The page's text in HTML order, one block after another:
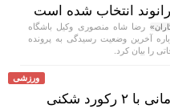
انتخاب شده است
رضا شاه منصوری وکیل باشگاه
آخرین وضعیت رسیدگی به پرونده
را بیان کرد.
ورزشی
دونده کرمانی با ۲ رکورد شکنی